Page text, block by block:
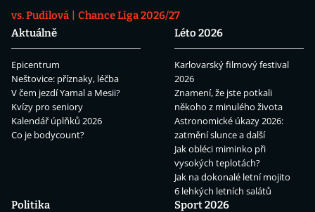
vs. Pudilová
Chance Liga 2026/27
Aktuálně
Epicentrum
Neštovice: příznaky, léčba
V čem jezdí Yamal a Mesii?
Kvízy pro seniory
Kalendář úplňků 2026
Co je bodycount?
Léto 2026
Karlovarský filmový festival
2026
Znamení, že jste potkali
někoho z minulého života
Astronomické úkazy 2026:
zatmění slunce a další
Jak obléci miminko při
vysokých teplotách?
Jak na dokonalé letní mojito
6 lehkých letních salátů
Politika
Sport 2026